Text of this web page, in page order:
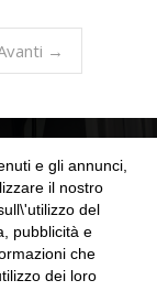
→
e gli annunci,
il nostro
del
pubblicità e
che
dei loro